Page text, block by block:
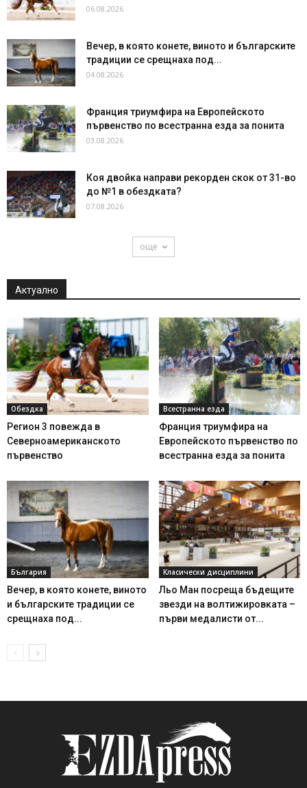
06.08.2026
Вечер, в която конете, виното и българските
традиции се срещнаха под...
04.08.2026
Франция триумфира на Европейското
първенство по всестранна езда за понита
03.08.2026
Коя двойка направи рекорден скок от 31-во
до №1 в обездката?
07.08.2026
още
Актуално
Обездка
Регион 3 повежда в
Северноамериканското
първенство
Всестранна езда
Франция триумфира на
Европейското първенство по
всестранна езда за понита
България
Вечер, в която конете, виното
и българските традиции се
срещнаха под...
Класически дисциплини
Льо Ман посреща бъдещите
звезди на волтижировката –
първи медалисти от...